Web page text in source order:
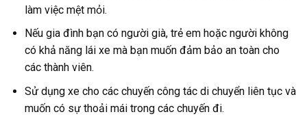
làm việc mệt mỏi.
Nếu gia đình bạn có người già, trẻ em hoặc người không
có khả năng lái xe mà bạn muốn đảm bảo an toàn cho
các thành viên.
Sử dụng xe cho các chuyến công tác di chuyển liên tục và
muốn có sự thoải mái trong các chuyến đi.